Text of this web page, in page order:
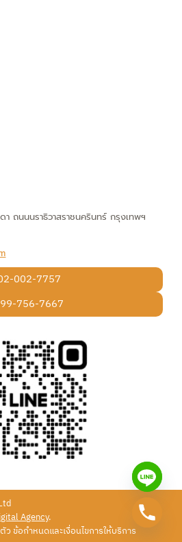
ถนนนราธิวาสราชนครินทร์ กรุงเทพฯ
002-7757
756-7667
Agency.
ข้อกำหนดและเงื่อนไขการให้บริการ